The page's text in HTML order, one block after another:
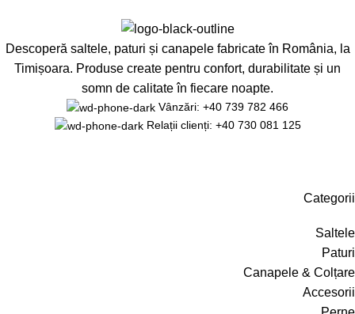
Descoperă saltele, paturi și canapele fabricate în România, la
Timișoara. Produse create pentru confort, durabilitate și un
somn de calitate în fiecare noapte.
Vânzări: +40 739 782 466
Relații clienți: +40 730 081 125
Categorii
Saltele
Paturi
Canapele & Colțare
Accesorii